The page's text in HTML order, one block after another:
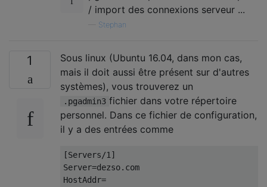
/ import des connexions serveur ...
Stephan
1
Sous linux (Ubuntu 16.04, dans mon cas,
mais il doit aussi être présent sur d'autres
systèmes), vous trouverez un
.pgadmin3 fichier dans votre répertoire
personnel. Dans ce fichier de configuration,
il y a des entrées comme
[Servers/1 ]
Server=dezso. com
HostAddr=